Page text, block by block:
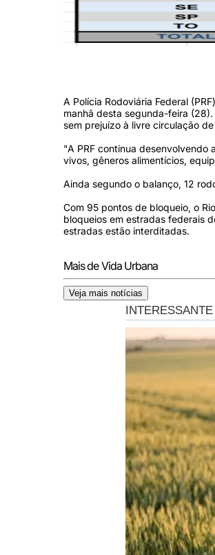
A Polícia Rodoviária Federal
manhã desta segunda-feira
sem prejuízo à livre circulação
"A PRF continua desenvolvendo
vivos, gêneros alimentícios,
Ainda segundo o balanço, 12
Com 95 pontos de bloqueio, o
bloqueios em estradas federais
estradas estão interditadas.
Mais de Vida Urbana
Veja mais notícias